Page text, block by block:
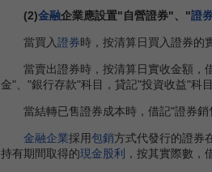
(2)金融企業應設置"自營證券"、"證
當買入證券時，按清算日買入證券的
當賣出證券時，按清算日實收金額，
金"、"銀行存款"科目，貸記"投資收益"科
當結轉已售證券成本時，借記"證券銷
金融企業採用包銷方式代發行的證券
持有期間取得的現金股利 ，按其實際數，